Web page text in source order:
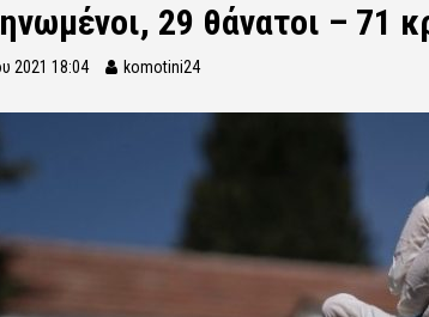
29 θάνατοι – 71
2021 18:04 komotini24